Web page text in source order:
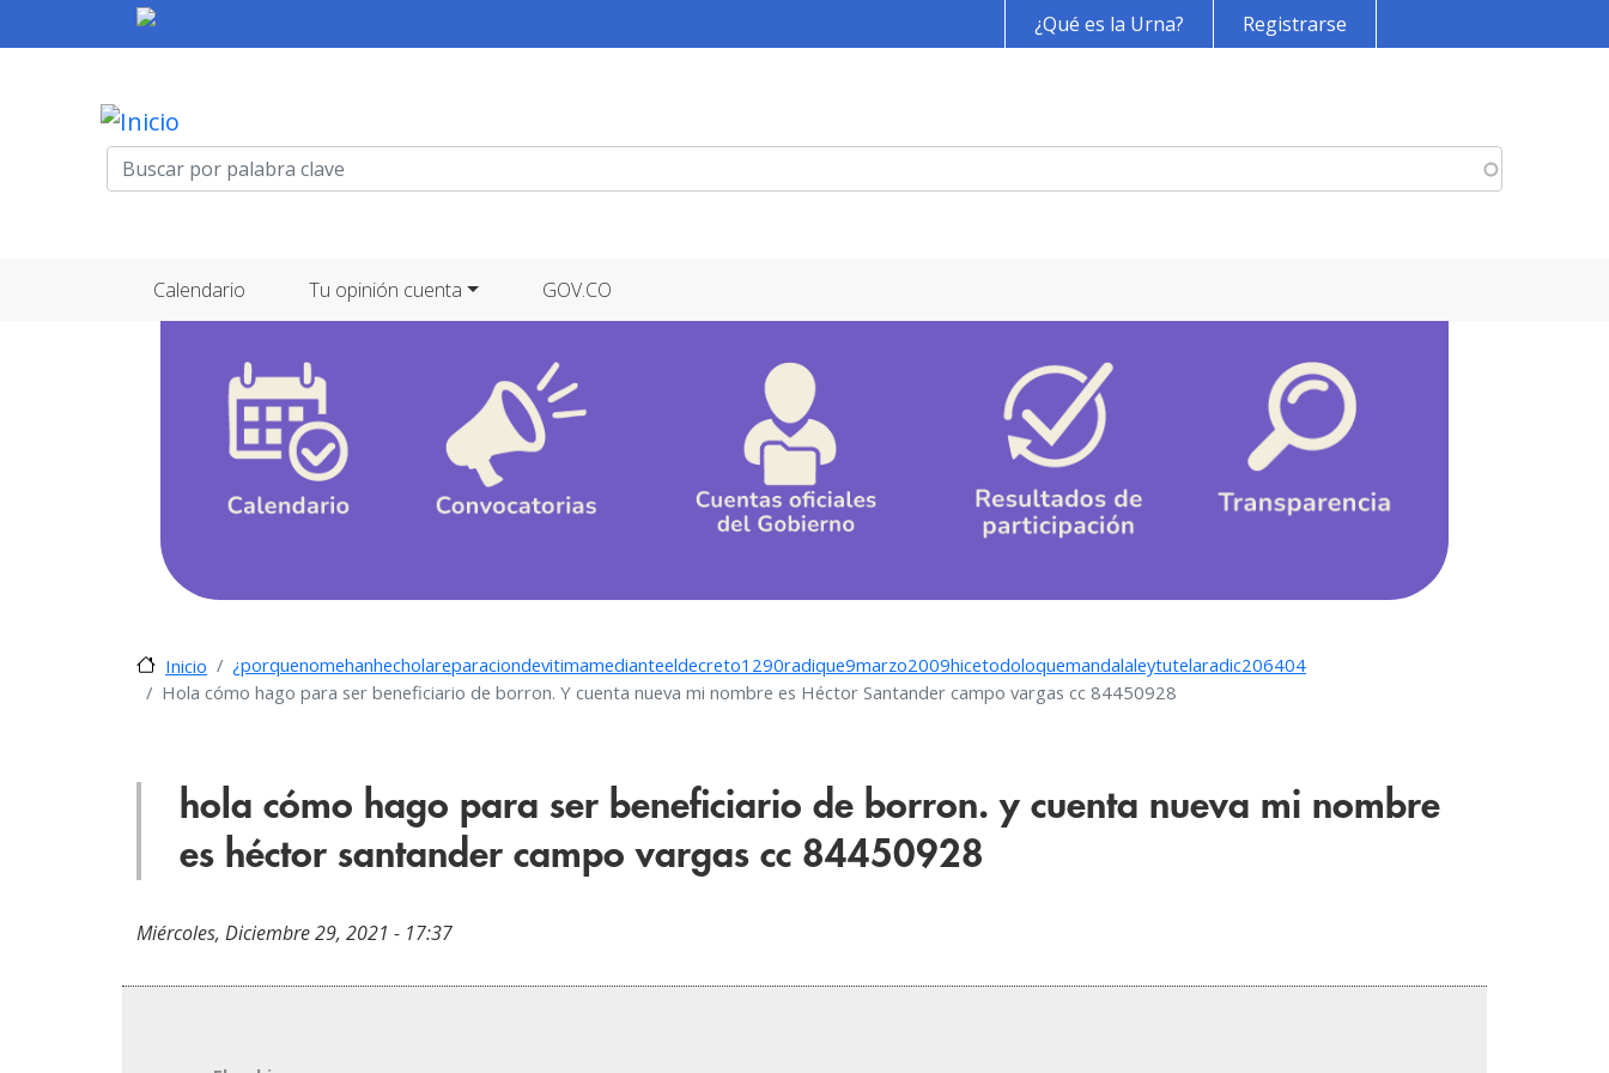
Pasar al contenido principal¿Qué es la Urna? Registrarse
Calendario
Tu opinión cuenta GOV.CO
Inicio
¿porquenomehanhecholareparaciondevitimamedianteeldecreto1290radique9marzo2009hicetodoloquemandalaleytutelaradic206404
Hola cómo hago para ser beneficiario de borron. Y cuenta nueva mi nombre es Héctor Santander campo vargas cc 84450928
hola cómo hago para ser beneficiario de borron. y cuenta nueva mi nombre
es héctor santander campo vargas cc 84450928
Miércoles, Diciembre 29, 2021 - 17:37